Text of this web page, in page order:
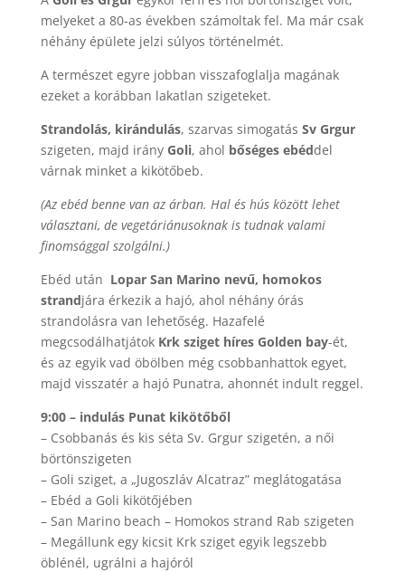
melyeket a 80-as években számoltak fel. Ma már csak
néhány épülete jelzi súlyos történelmét.
A természet egyre jobban visszafoglalja magának
ezeket a korábban lakatlan szigeteket.
Strandolás, kirándulás, szarvas simogatás Sv Grgur
szigeten, majd irány Goli, ahol bőséges ebéddel
várnak minket a kikötőbeb.
(Az ebéd benne van az árban. Hal és hús között lehet
választani, de vegetáriánusoknak is tudnak valami
finomsággal szolgálni.)
Ebéd után Lopar San Marino nevű, homokos
strandjára érkezik a hajó, ahol néhány órás
strandolásra van lehetőség. Hazafelé
megcsodálhatjátok Krk sziget híres Golden bay-ét,
és az egyik vad öbölben még csobbanhattok egyet,
majd visszatér a hajó Punatra, ahonnét indult reggel.
9:00 – indulás Punat kikötőből
– Csobbanás és kis séta Sv. Grgur szigetén, a női
börtönszigeten
– Goli sziget, a „Jugoszláv Alcatraz” meglátogatása
– Ebéd a Goli kikötőjében
– San Marino beach – Homokos strand Rab szigeten
– Megállunk egy kicsit Krk sziget egyik legszebb
öblénél, ugrálni a hajóról